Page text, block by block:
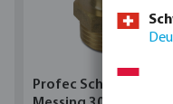
Profec Schlauchtülle